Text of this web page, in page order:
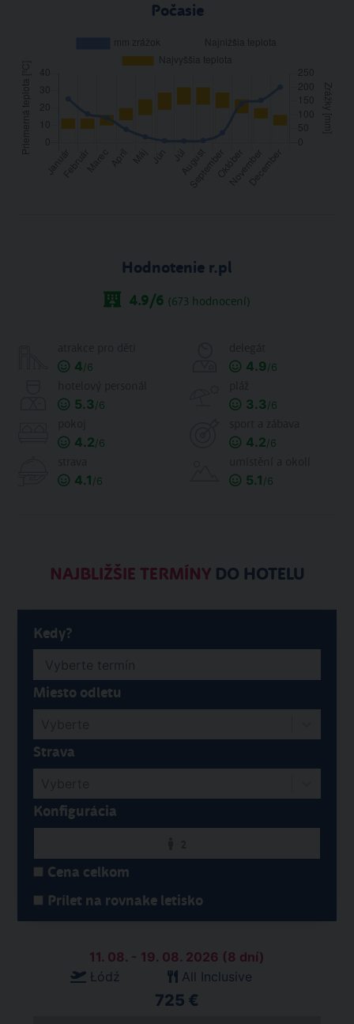
Počasie
Hodnotenie r.pl
4.9/6 (673 hodnocení)
4/6 4.9/6
5.3/6 3.3/6
4.2/6 4.2/6
4.1 /6 5.1 /6
NAJBLIŽŠIE TERMÍNYDO HOTELU
Kedy?
Miesto odletu
Strava
Konfigurácia
Cena celkom
Prílet na rovnake letisko
11. 08. - 19. 08. 2026 (8 dní)
Łódź
All Inclusive
725 €